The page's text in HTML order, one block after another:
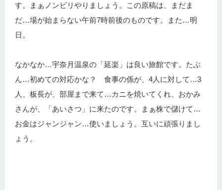
す。まぁノンビリやりましょう。この原稿は、まだま
だ…場が始まらない午前7時前後のものです。また…明
日。
なかなか…宇奈月温泉の「延楽」は良い旅館です。たぶ
ん…初めての対応かな？ 食事の係が、4人に対して…3
人、板長が、部屋まで来て…カニを焼いてくれ、おかみ
さんが、「あいさつ」に来たのです。まぁ株で儲けて…
お金はジャンジャン…使いましょう。互いに頑張りまし
ょう。